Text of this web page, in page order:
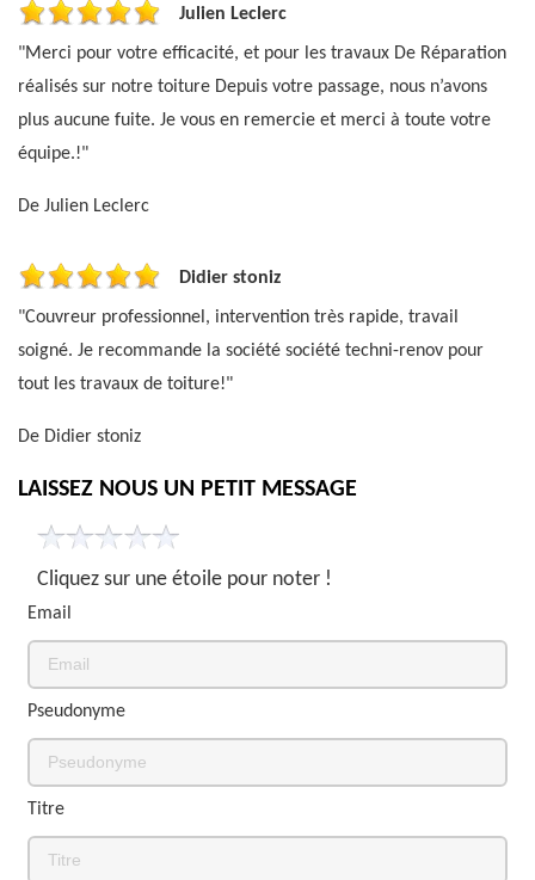
Julien Leclerc
"Merci pour votre efficacité, et pour les travaux De Réparation
réalisés sur notre toiture Depuis votre passage, nous n’avons
plus aucune fuite. Je vous en remercie et merci à toute votre
équipe.!"
De Julien Leclerc
Didier stoniz
"Couvreur professionnel, intervention très rapide, travail
soigné. Je recommande la société société techni-renov pour
tout les travaux de toiture!"
De Didier stoniz
LAISSEZ NOUS UN PETIT MESSAGE
Cliquez sur une étoile pour noter !
Email
Pseudonyme
Titre